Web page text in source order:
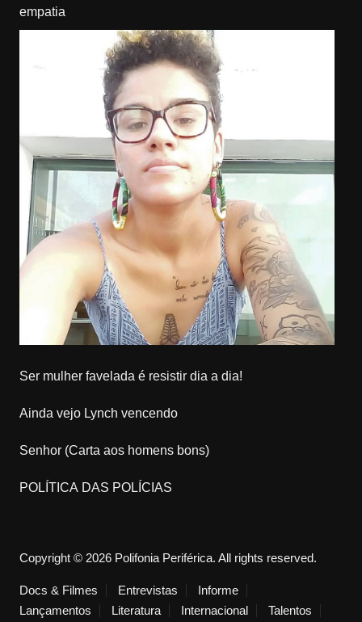
empatia
Ser mulher favelada é resistir dia a dia!
Ainda vejo Lynch vencendo
Senhor (Carta aos homens bons)
POLÍTICA DAS POLÍCIAS
Copyright © 2026 Polifonia Periférica. All rights reserved.
Docs & Filmes Entrevistas
Informe
Lançamentos
Literatura Internacional Talentos